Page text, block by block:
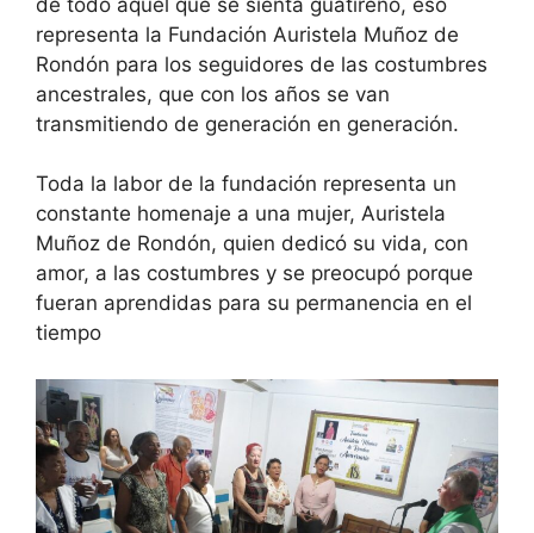
representa la Fundación Auristela Muñoz de
Rondón para los seguidores de las costumbres
ancestrales, que con los años se van
transmitiendo de generación en generación.
Toda la labor de la fundación representa un
constante homenaje a una mujer, Auristela
Muñoz de Rondón, quien dedicó su vida, con
amor, a las costumbres y se preocupó porque
fueran aprendidas para su permanencia en el
tiempo